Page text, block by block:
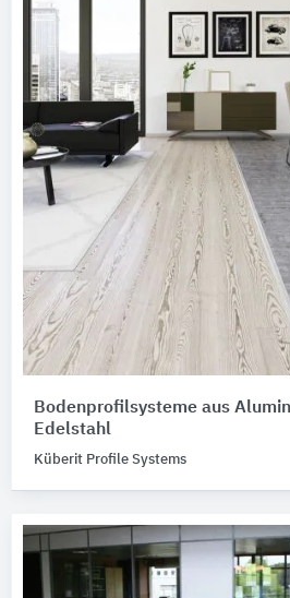
Bodenprofilsysteme aus
Edelstahl
Küberit Profile Systems